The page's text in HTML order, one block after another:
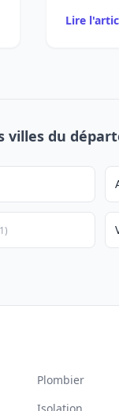
Lire
du
Plombier